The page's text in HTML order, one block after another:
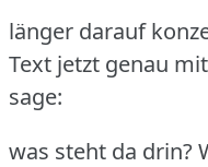
länger darauf
Text jetzt genau
sage:
was steht da drin?